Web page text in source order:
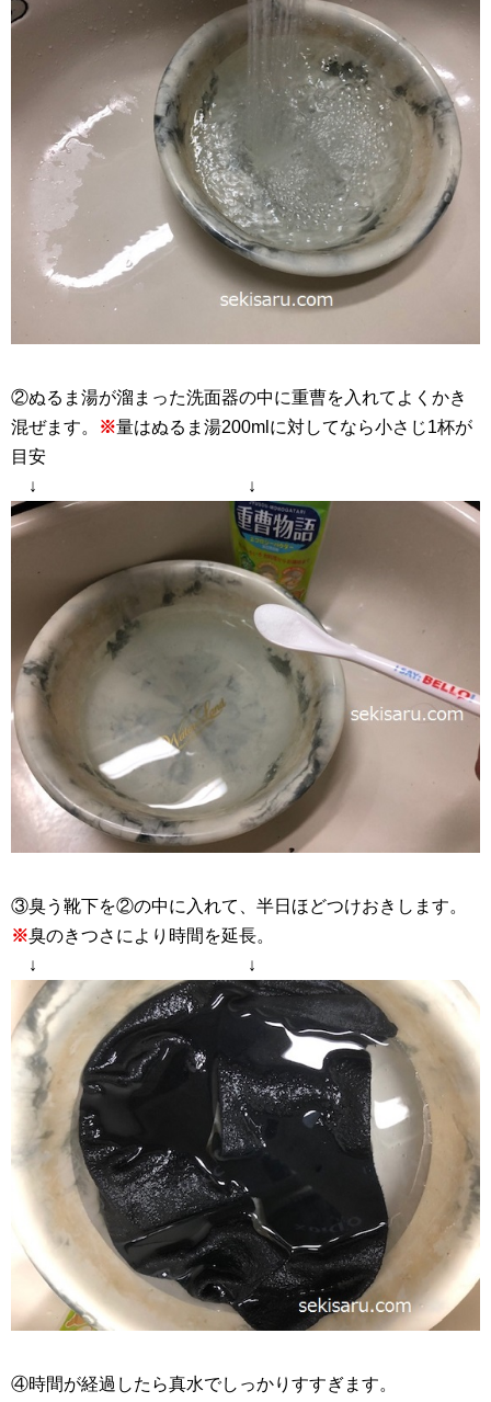
②ぬるま湯が溜まった洗面器の中に重曹を入れてよくかき
混ぜます。
※量はぬるま湯200mlに対してなら小さじ1杯が
目安
↓ ↓
③臭う靴下を②の中に入れて、半日ほどつけおきします。
※臭のきつさにより時間を延長。
↓ ↓
④時間が経過したら真水でしっかりすすぎます。